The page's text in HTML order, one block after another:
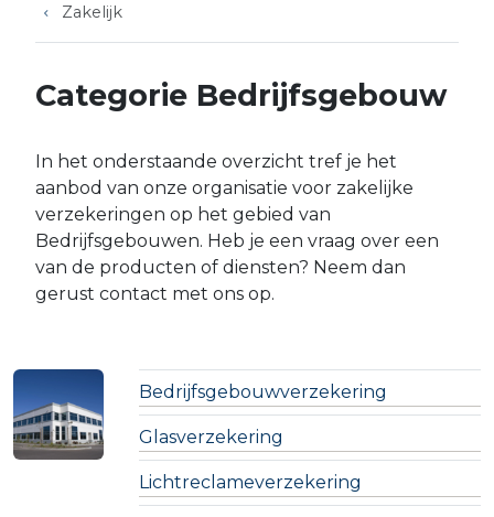
Zakelijk
Categorie Bedrijfsgebouw
In het onderstaande overzicht tref je het
aanbod van onze organisatie voor zakelijke
verzekeringen op het gebied van
Bedrijfsgebouwen. Heb je een vraag over een
van de producten of diensten? Neem dan
gerust contact met ons op.
Bedrijfsgebouwverzekering
Glasverzekering
Lichtreclameverzekering